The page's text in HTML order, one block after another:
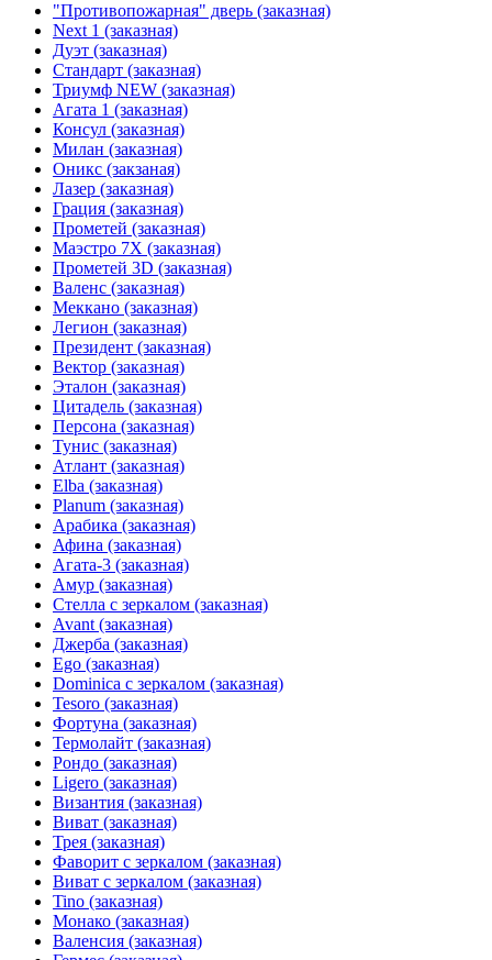
"Противопожарная" дверь (заказная)
Next 1 (заказная)
Дуэт (заказная)
Стандарт (заказная)
Триумф NEW (заказная)
Агата 1 (заказная)
Консул (заказная)
Милан (заказная)
Оникс (закзаная)
Лазер (заказная)
Грация (заказная)
Прометей (заказная)
Маэстро 7Х (заказная)
Прометей 3D (заказная)
Валенс (заказная)
Меккано (заказная)
Легион (заказная)
Президент (заказная)
Вектор (заказная)
Эталон (заказная)
Цитадель (заказная)
Персона (заказная)
Тунис (заказная)
Атлант (заказная)
Elba (заказная)
Planum (заказная)
Арабика (заказная)
Афина (заказная)
Агата-3 (заказная)
Амур (заказная)
Стелла с зеркалом (заказная)
Avant (заказная)
Джерба (заказная)
Ego (заказная)
Dominica с зеркалом (заказная)
Tesoro (заказная)
Фортуна (заказная)
Термолайт (заказная)
Рондо (заказная)
Ligero (заказная)
Византия (заказная)
Виват (заказная)
Трея (заказная)
Фаворит с зеркалом (заказная)
Виват с зеркалом (заказная)
Tino (заказная)
Монако (заказная)
Валенсия (заказная)